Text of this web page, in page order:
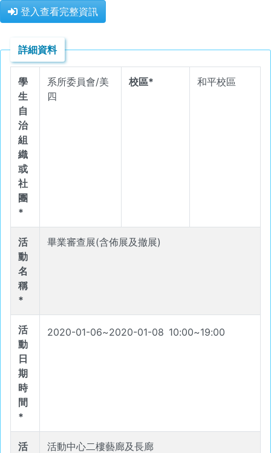
登入查看完整資訊
詳細資料
學
生
自
治
組
織
或
社
團
*
系所委員會/美
四
校區* 和平校區
活
動
名
稱
*
畢業審查展(含佈展及撤展)
活
動
日
期
時
間
*
2020-01-06~2020-01-08 10:00~19:00
活
活動中心二樓藝廊及長廊